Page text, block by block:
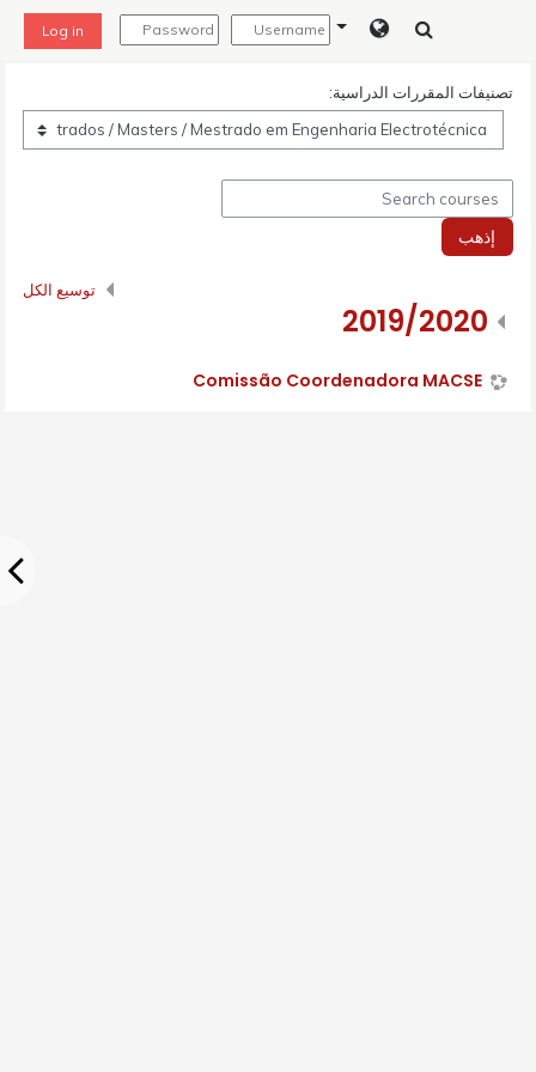
Log in
تصنيفات المقررات الدراسية:
Search courses
إذهب
توسيع الكل
2019/2020
Comissão Coordenadora MACSE